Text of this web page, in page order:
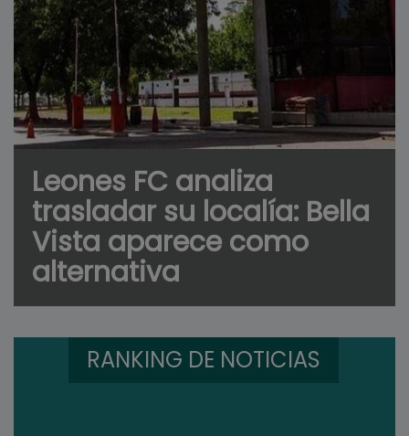
Leones FC analiza
trasladar su localía: Bella
Vista aparece como
alternativa
RANKING DE NOTICIAS